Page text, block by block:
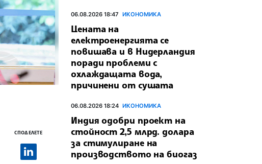
СПОДЕЛЕТЕ
06.08.2026 18:47 ИКОНОМИКА
Цената на
електроенергията се
повишава и в Нидерландия
поради проблеми с
охлаждащата вода,
причинени от сушата
06.08.2026 18:24 ИКОНОМИКА
Индия одобри проект на
стойност 2,5 млрд. долара
за стимулиране на
производството на биогаз